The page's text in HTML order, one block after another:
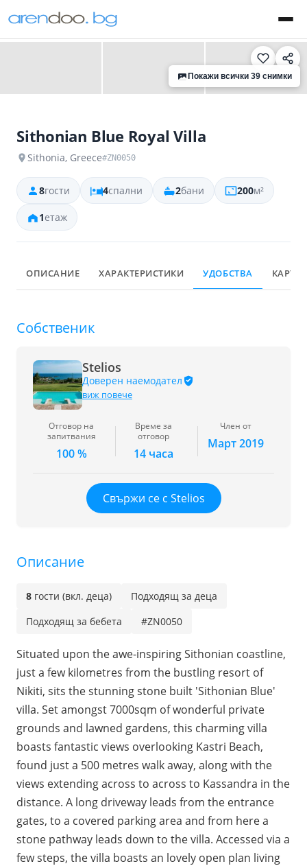
‹ ›
Покажи всички 39 снимки
Sithonian Blue Royal Villa
Sithonia, Greece#ZΝ0050
8гости 4спални 2бани 200м²
1етаж
ОПИСАНИЕ ХАРАКТЕРИСТИКИ УДОБСТВА КАРТА
Собственик
Stelios
Доверен наемодател
виж повече
Отговор на
запитвания
100 %
Време за
отговор
14 часа
Член от
Март 2019
Свържи се с Stelios
Описание
8 гости (вкл. деца)
Подходящ за деца
Подходящ за бебета
#ZΝ0050
Situated upon the awe-inspiring Sithonian coastline,
just a few kilometres from the bustling resort of
Nikiti, sits the stunning stone built 'Sithonian Blue'
villa. Set amongst 7000sqm of wonderful private
grounds and lawned gardens, this charming villa
boasts fantastic views overlooking Kastri Beach,
found just a 500 metres walk away, along with the
views extending across to across to Kassandra in the
distance. A long driveway leads from the entrance
gates, to a covered parking area and from here a
stone pathway leads down to the villa. Accessed via a
few steps, the villa boasts an lovely open plan living